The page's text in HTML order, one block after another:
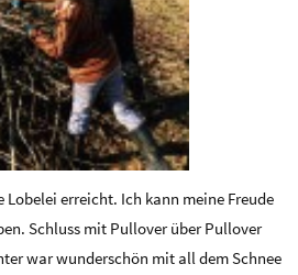
erreicht. Ich kann meine Freude
Schluss mit Pullover über Pullover
war wunderschön mit all dem Schnee